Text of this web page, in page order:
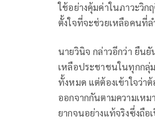
ใช้อย่างคุ้มค่าในภาวะวิก
ตั้งใจที่จะช่วยเหลือคนที่
นายวินิจ กล่าวอีกว่า ยืนยั
เหลือประชาชนในทุกกลุ่
ทั้งหมด แต่ต้องเข้าใจว่า
ออกจากกันตามความเห
ยากจนอย่างแท้จริงซึ่งถื